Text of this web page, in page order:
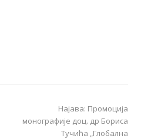
Најава: Промоција
монографије доц. др Бориса
Тучића „Глобална